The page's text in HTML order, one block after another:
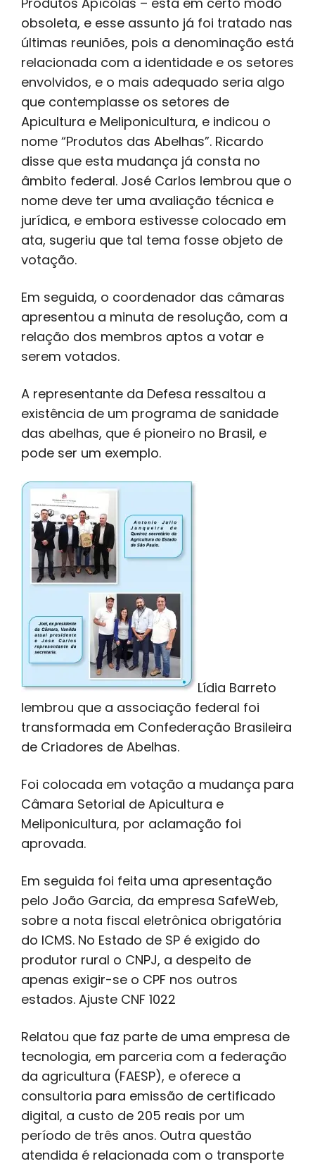
obsoleta, e esse assunto já foi tratado nas
últimas reuniões, pois a denominação está
relacionada com a identidade e os setores
envolvidos, e o mais adequado seria algo
que contemplasse os setores de
Apicultura e Meliponicultura, e indicou o
nome “Produtos das Abelhas”. Ricardo
disse que esta mudança já consta no
âmbito federal. José Carlos lembrou que o
nome deve ter uma avaliação técnica e
jurídica, e embora estivesse colocado em
ata, sugeriu que tal tema fosse objeto de
votação.
Em seguida, o coordenador das câmaras
apresentou a minuta de resolução, com a
relação dos membros aptos a votar e
serem votados.
A representante da Defesa ressaltou a
existência de um programa de sanidade
das abelhas, que é pioneiro no Brasil, e
pode ser um exemplo.
Lídia Barreto
lembrou que a associação federal foi
transformada em Confederação Brasileira
de Criadores de Abelhas.
Foi colocada em votação a mudança para
Câmara Setorial de Apicultura e
Meliponicultura, por aclamação foi
aprovada.
Em seguida foi feita uma apresentação
pelo João Garcia, da empresa SafeWeb,
sobre a nota fiscal eletrônica obrigatória
do ICMS. No Estado de SP é exigido do
produtor rural o CNPJ, a despeito de
apenas exigir-se o CPF nos outros
estados. Ajuste CNF 1022
Relatou que faz parte de uma empresa de
tecnologia, em parceria com a federação
da agricultura (FAESP), e oferece a
consultoria para emissão de certificado
digital, a custo de 205 reais por um
período de três anos. Outra questão
atendida é relacionada com o transporte